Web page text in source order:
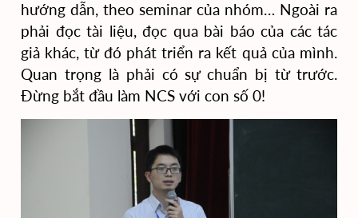
hướng dẫn, theo seminar của nhóm… Ngoài ra
phải đọc tài liệu, đọc qua bài báo của các tác
giả khác, từ đó phát triển ra kết quả của mình.
Quan trọng là phải có sự chuẩn bị từ trước.
Đừng bắt đầu làm NCS với con số 0!